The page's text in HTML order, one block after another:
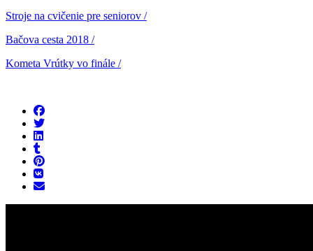
Stroje na cvičenie pre seniorov /
Bačova cesta 2018 /
Kometa Vrútky vo finále /